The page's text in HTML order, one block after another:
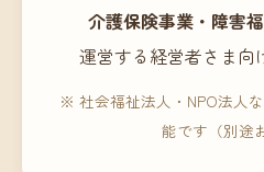
介護保険事業・障害
運営する経営者さま向
※ 社会福祉法人・NPO法人
能です（別途